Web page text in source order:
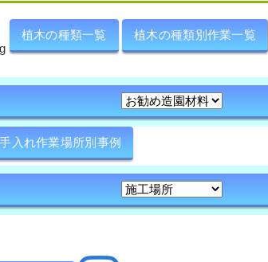
植木の種類一覧 植木の種類別作業一覧
入れ作業場所別事例